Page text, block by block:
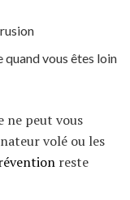
vous êtes loin
ne peut vous
volé ou les
reste